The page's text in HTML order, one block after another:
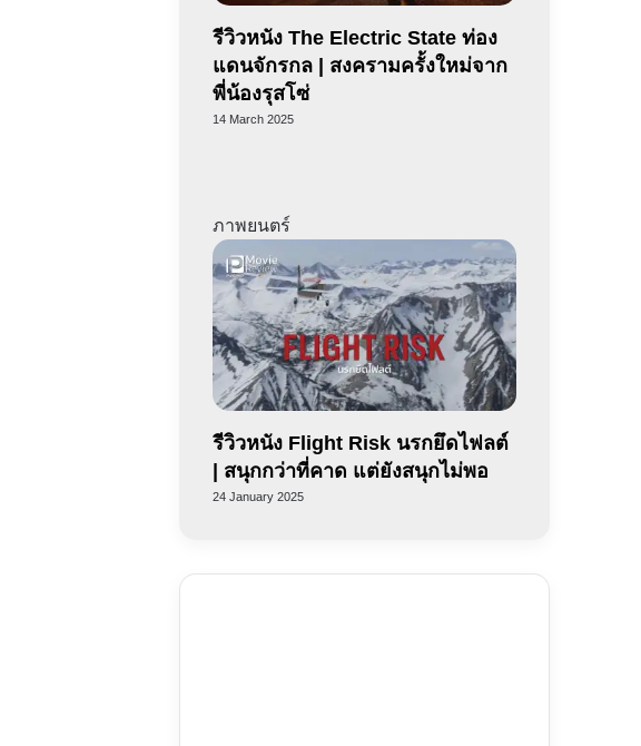
รีวิวหนัง The Electric State ท่อง
แดนจักรกล | สงครามครั้งใหม่จาก
พี่น้องรุสโซ่
14 March 2025
ภาพยนตร์
รีวิวหนัง Flight Risk นรกยึดไฟลต์
| สนุกกว่าที่คาด แต่ยังสนุกไม่พอ
24 January 2025